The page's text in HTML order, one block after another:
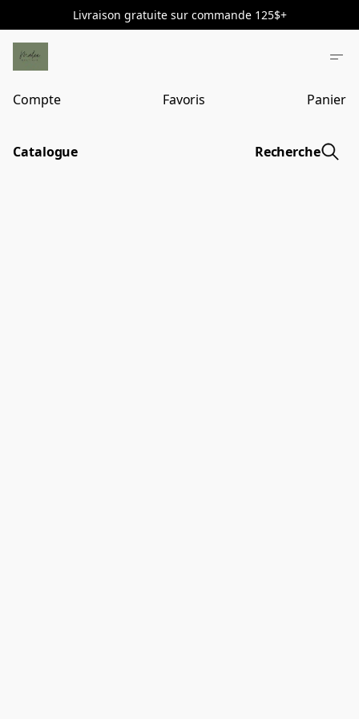
Livraison gratuite sur commande 125$+
Compte Favoris Panier
Catalogue Recherche